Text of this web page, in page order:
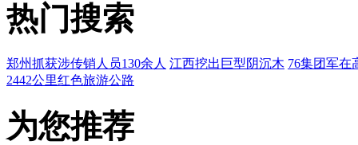
热门搜索
郑州抓获涉传销人员130余人 江西挖出巨型阴沉木 76集团军在
2442公里红色旅游公路
为您推荐